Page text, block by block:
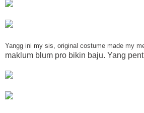
Yangg ini my sis, original costume made my
maklum blum pro bikin baju. Yang